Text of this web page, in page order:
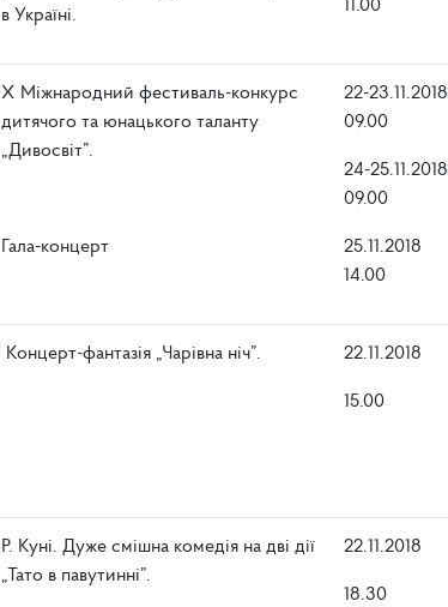
в Україні.
11.00
Х Міжнародний фестиваль-конкурс
дитячого та юнацького таланту
„Дивосвіт”.
Гала-концерт
22-23.11.2018
09.00
24-25.11.2018
09.00
25.11.2018
14.00
Концерт-фантазія „Чарівна ніч”. 22.11.2018
15.00
Р. Куні. Дуже смішна комедія на дві дії
„Тато в павутинні”.
22.11.2018
18.30